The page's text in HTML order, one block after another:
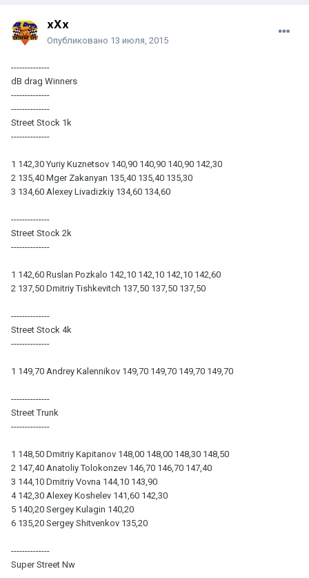
xXx
Опубликовано 13 июля, 2015
--------------
dB drag Winners
--------------
--------------
Street Stock 1k
--------------
1 142,30 Yuriy Kuznetsov 140,90 140,90 140,90 142,30
2 135,40 Mger Zakanyan 135,40 135,40 135,30
3 134,60 Alexey Livadizkiy 134,60 134,60
--------------
Street Stock 2k
--------------
1 142,60 Ruslan Pozkalo 142,10 142,10 142,10 142,60
2 137,50 Dmitriy Tishkevitch 137,50 137,50 137,50
--------------
Street Stock 4k
--------------
1 149,70 Andrey Kalennikov 149,70 149,70 149,70 149,70
--------------
Street Trunk
--------------
1 148,50 Dmitriy Kapitanov 148,00 148,00 148,30 148,50
2 147,40 Anatoliy Tolokonzev 146,70 146,70 147,40
3 144,10 Dmitriy Vovna 144,10 143,90
4 142,30 Alexey Koshelev 141,60 142,30
5 140,20 Sergey Kulagin 140,20
6 135,20 Sergey Shitvenkov 135,20
--------------
Super Street Nw